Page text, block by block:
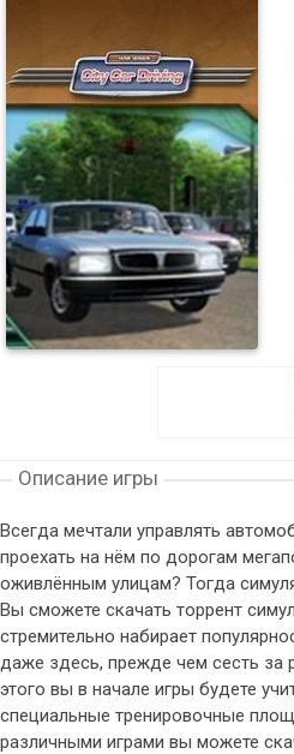
Описание игры
Всегда мечтали управлять
проехать на нём по дорогам
оживлённым улицам? Тогда
Вы сможете скачать торрент
стремительно набирает
даже здесь, прежде чем сесть за
этого вы в начале игры будете
специальные тренировочные
различными играми вы можете